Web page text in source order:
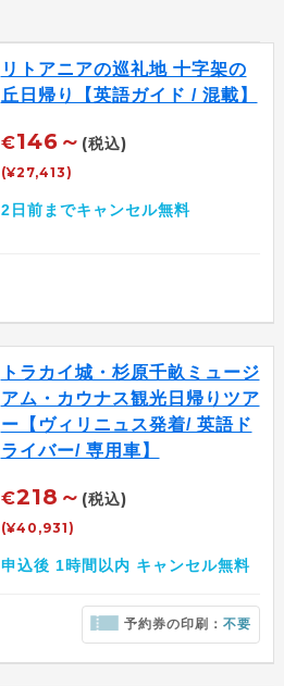
リトアニアの巡礼地 十字架の
丘日帰り【英語ガイド / 混載】
€146～ (税込)
(¥27,413)
2日前までキャンセル無料
トラカイ城・杉原千畝ミュージ
アム・カウナス観光日帰りツア
ー【ヴィリニュス発着/ 英語ド
ライバー/ 専用車】
€218～ (税込)
(¥40,931)
申込後 1時間以内 キャンセル無料
予約券の印刷：不要